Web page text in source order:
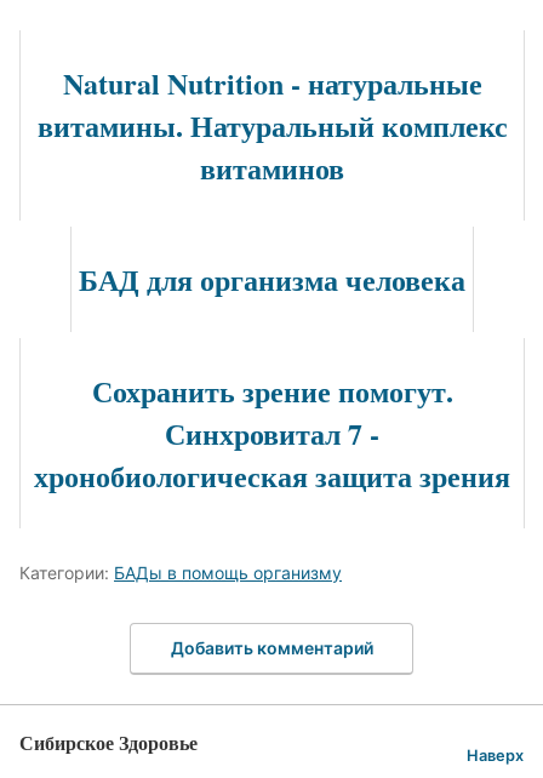
Natural Nutrition - натуральные
витамины. Натуральный комплекс
витаминов
БАД для организма человека
Сохранить зрение помогут.
Синхровитал 7 -
хронобиологическая защита зрения
Категории: БАДы в помощь организму
Добавить комментарий
Сибирское Здоровье Наверх